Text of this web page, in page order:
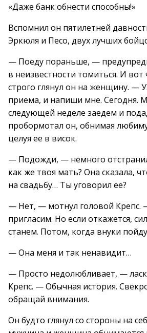
«Даже банк обнести способны!»
Вспомнил он пятилетней
Эркюля и Песо, двух лучших
— Поеду пораньше, —
в неизвестности томиться. И
строго глянул он на женщину. —
приема, и напиши мне. Сегодня.
следующей неделе заедем и
пробормотал он, обнимая
целуя ее в висок.
— Подожди, — немного
как же твоя мать? Она сказала,
на свадьбу… Ты уговорил ее?
— Нет, — мотнул головой Крепс.
пригласим. Но если откажется,
станем. Потом, когда внуки
— Она меня и так ненавидит…
— Просто недолюбливает, —
Крепс. — Обычная история.
обращай внимания.
Он будто глянул со стороны на